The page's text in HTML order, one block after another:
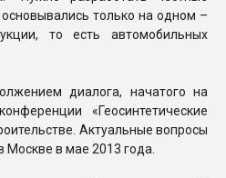
только на одном –
то есть автомобильных
диалога, начатого на
«Геосинтетические
Актуальные вопросы
Москве в мае 2013 года.